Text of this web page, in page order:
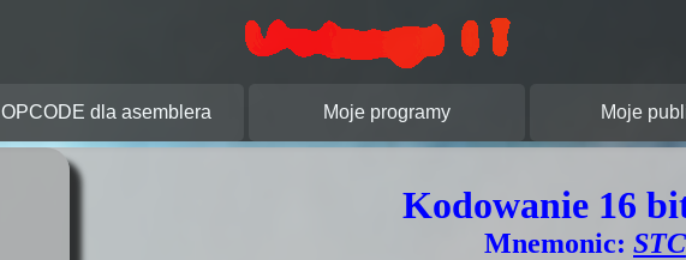
Usługi IT.
Opracowanie strony:
OPCODE dla asemblera Moje programy Moje
Kodowanie 16
Mnemonic: STC